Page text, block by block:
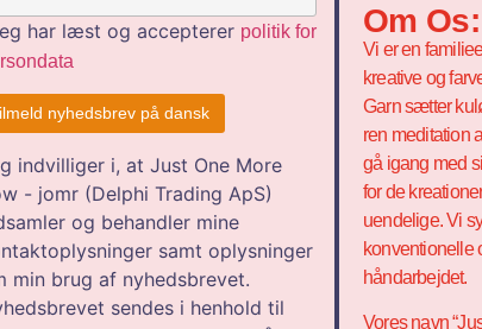
har læst og accepterer politik for
indvilliger i, at Just One More
- jomr (Delphi Trading ApS)
og behandler mine
samt oplysninger
min brug af nyhedsbrevet.
sendes i henhold til
Om Os:
Vi er en
kreative og
Garn sætter
ren meditation
gå igang med
for de
uendelige. Vi
konventionelle
håndarbejdet.
Vores navn